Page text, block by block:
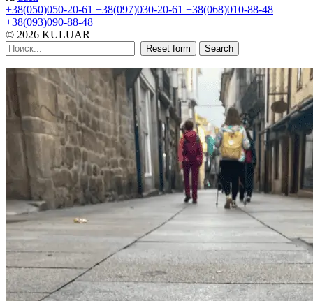
+38(050)050-20-61 +38(097)030-20-61 +38(068)010-88-48
+38(093)090-88-48
© 2026 KULUAR
Reset form Search